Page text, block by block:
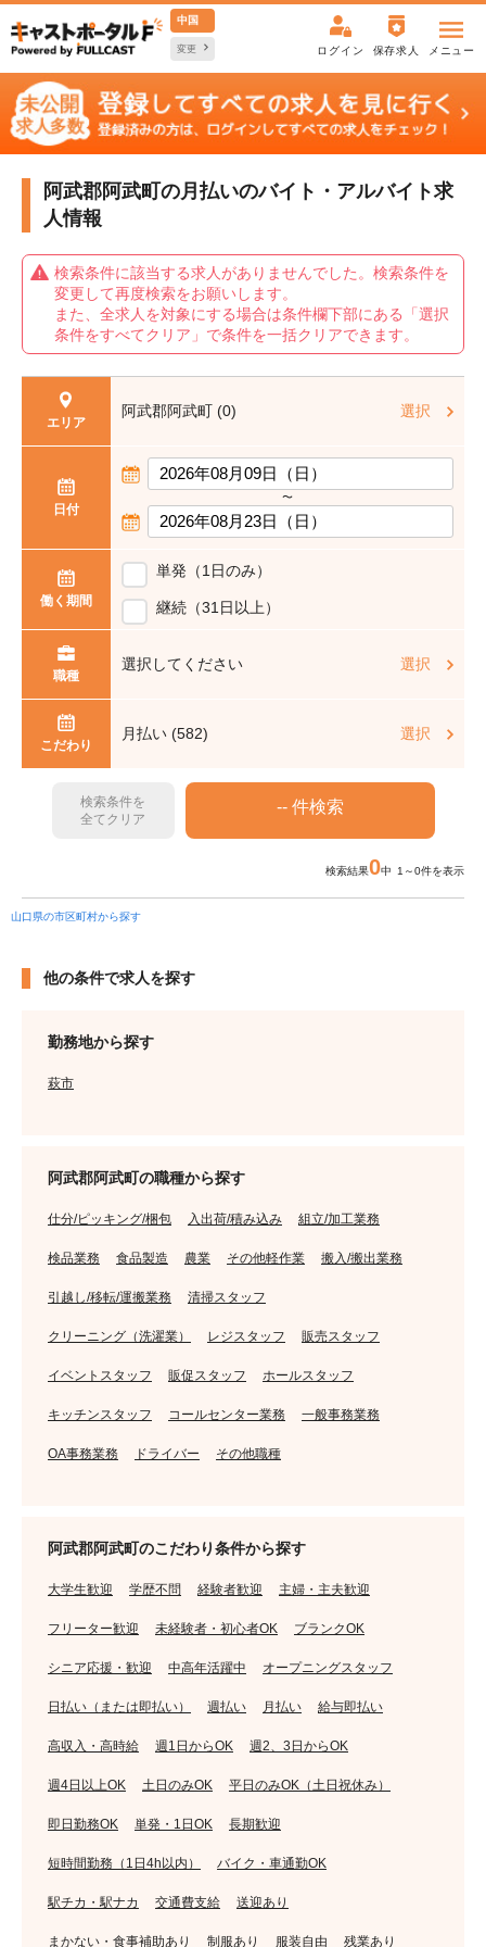
中国
変更 ログイン 保存求人 メニュー
阿武郡阿武町の月払いのバイト・アルバイト求
人情報
検索条件に該当する求人がありませんでした。検索条件を
変更して再度検索をお願いします。
また、全求人を対象にする場合は条件欄下部にある「選択
条件をすべてクリア」で条件を一括クリアできます。
エリア
阿武郡阿武町 (0) 選択
日付
〜
働く期間
単発（1日のみ）
継続（31日以上）
職種
選択してください 選択
こだわり
月払い (582) 選択
検索条件を
全てクリア
検索結果0中 1～0件を表示
山口県の市区町村から探す
他の条件で求人を探す
勤務地から探す
萩市
阿武郡阿武町の職種から探す
仕分/ピッキング/梱包 入出荷/積み込み 組立/加工業務
検品業務 食品製造 農業 その他軽作業 搬入/搬出業務
引越し/移転/運搬業務 清掃スタッフ
クリーニング（洗濯業） レジスタッフ 販売スタッフ
イベントスタッフ 販促スタッフ ホールスタッフ
キッチンスタッフ コールセンター業務 一般事務業務
OA事務業務 ドライバー その他職種
阿武郡阿武町のこだわり条件から探す
大学生歓迎 学歴不問 経験者歓迎 主婦・主夫歓迎
フリーター歓迎 未経験者・初心者OK ブランクOK
シニア応援・歓迎 中高年活躍中 オープニングスタッフ
日払い（または即払い） 週払い 月払い 給与即払い
高収入・高時給 週1日からOK 週2、3日からOK
週4日以上OK 土日のみOK 平日のみOK（土日祝休み）
即日勤務OK 単発・1日OK 長期歓迎
短時間勤務（1日4h以内） バイク・車通勤OK
駅チカ・駅ナカ 交通費支給 送迎あり
まかない・食事補助あり 制服あり 服装自由 残業あり